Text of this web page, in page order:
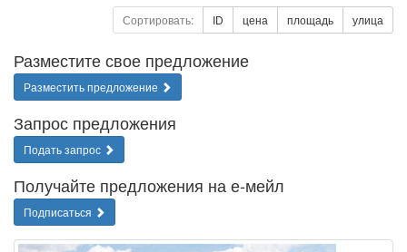
Сортировать: ID цена площадь улица
Разместите свое предложение
Разместить предложение
Запрос предложения
Подать запрос
Получайте предложения на е-мейл
Подписаться